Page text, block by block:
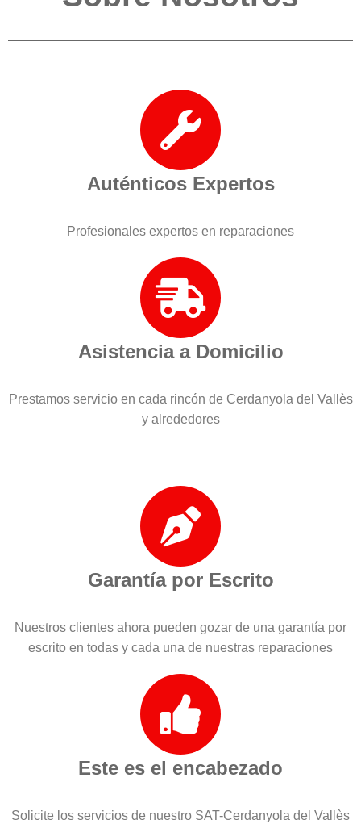
Auténticos Expertos
Profesionales expertos en reparaciones
Asistencia a Domicilio
Prestamos servicio en cada rincón de Cerdanyola del Vallès
y alrededores
Garantía por Escrito
Nuestros clientes ahora pueden gozar de una garantía por
escrito en todas y cada una de nuestras reparaciones
Este es el encabezado
Solicite los servicios de nuestro SAT-Cerdanyola del Vallès